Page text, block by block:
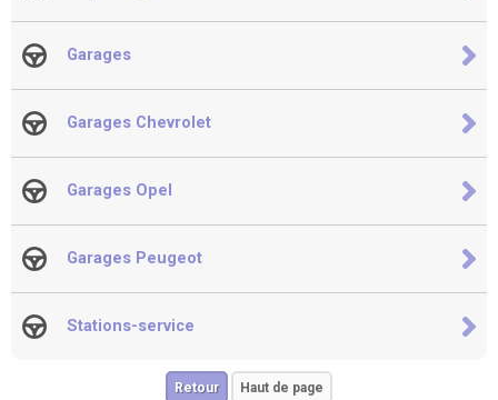
Garages
Garages Chevrolet
Garages Opel
Garages Peugeot
Stations-service
Retour Haut de page